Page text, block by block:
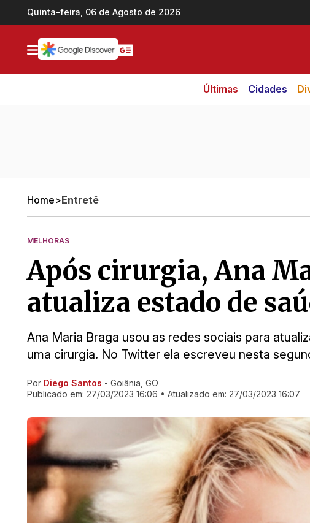
Ir direto pro conteúdo
Quinta-feira, 06 de Agosto de 2026
Últimas Cidades
Home>Entretê
MELHORAS
Após cirurgia, Ana
atualiza estado de
Ana Maria Braga usou as redes sociais para
uma cirurgia. No Twitter ela escreveu nesta
Ir direto pra matéria
Por Diego Santos - Goiânia, GO
Publicado em: 27/03/2023 16:06 • Atualizado em: 27/03/2023 16:07